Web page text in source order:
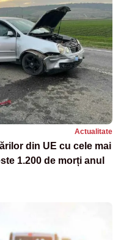
Actualitate
din UE cu cele mai
1.200 de morți anul